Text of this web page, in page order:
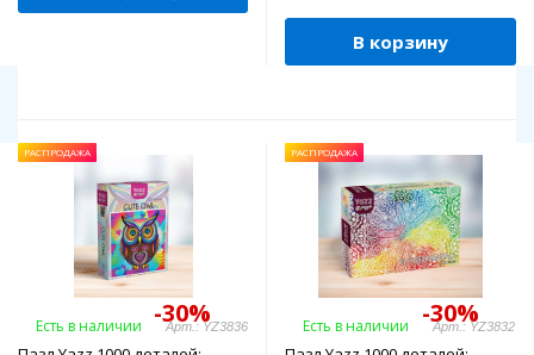
В корзину
РАСПРОДАЖА
-30%
Есть в наличии Арт.: YZ3836
РАСПРОДАЖА
-30%
Есть в наличии Арт.: YZ3832